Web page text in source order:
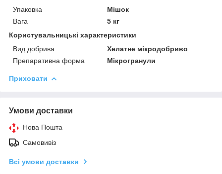
Упаковка
Мішок
Вага
5 кг
Користувальницькі характеристики
Вид добрива
Хелатне мікродобриво
Препаративна форма
Мікрогранули
Приховати
Умови доставки
Нова Пошта
Самовивіз
Всі умови доставки